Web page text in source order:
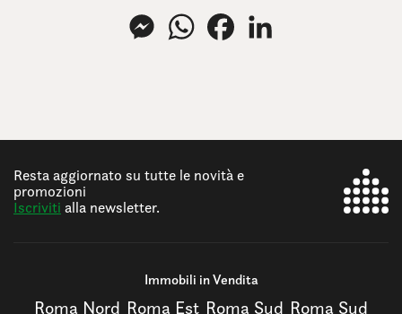
MessengerWhatsAppFacebook
Resta aggiornato su tutte le novità e
promozioni
Iscriviti alla newsletter.
Immobili in Vendita
Roma Nord Roma Est Roma Sud Roma Sud